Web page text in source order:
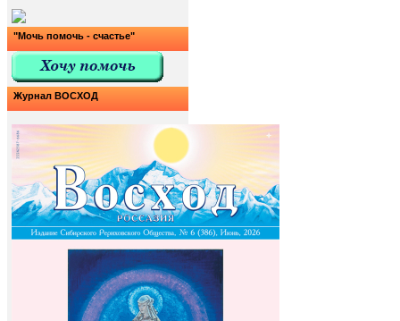
"Мочь помочь - счастье"
Журнал ВОСХОД